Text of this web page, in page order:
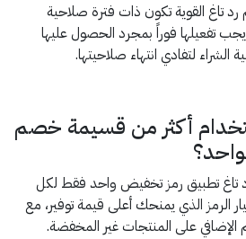
تاغ القوية تكون ذات فترة صلاحية
تفعيلها فوراً بمجرد الحصول عليها
الشراء لتفادي انتهاء صلاحيتها.
أكثر من قسيمة خصم
تاغ تطبيق رمز تخفيض واحد فقط لكل
الرمز الذي يمنحك أعلى قيمة توفير، مع
الإضافي على المنتجات غير المخفضة.